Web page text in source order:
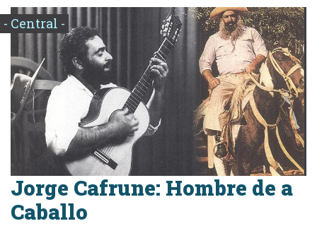
- Central -
Jorge Cafrune: Hombre de a
Caballo